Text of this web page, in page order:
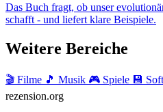
Das Buch fragt, ob unser
schafft - und liefert klare Beispiele.
Weitere Bereiche
🎬 Filme 🎵 Musik 🎮 Spiele 💾
rezension.org